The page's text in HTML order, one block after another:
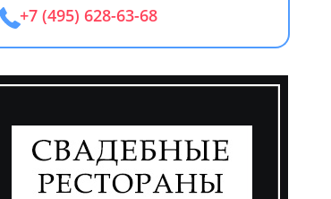
+7 (495) 628-63-68